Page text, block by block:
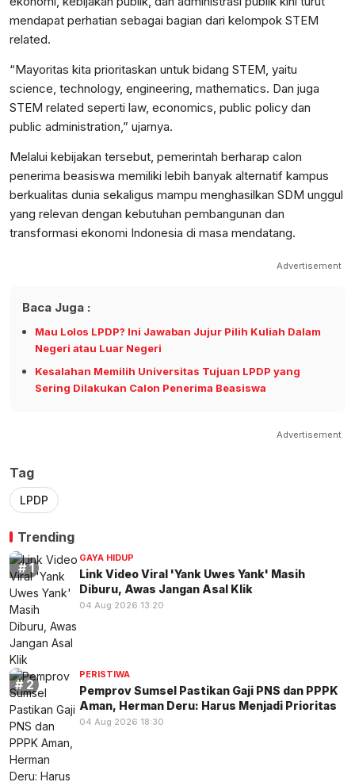
mendapat perhatian sebagai bagian dari kelompok STEM
related.
“Mayoritas kita prioritaskan untuk bidang STEM, yaitu
science, technology, engineering, mathematics. Dan juga
STEM related seperti law, economics, public policy dan
public administration,” ujarnya.
Melalui kebijakan tersebut, pemerintah berharap calon
penerima beasiswa memiliki lebih banyak alternatif kampus
berkualitas dunia sekaligus mampu menghasilkan SDM unggul
yang relevan dengan kebutuhan pembangunan dan
transformasi ekonomi Indonesia di masa mendatang.
Advertisement
Baca Juga :
Mau Lolos LPDP? Ini Jawaban Jujur Pilih Kuliah Dalam
Negeri atau Luar Negeri
Kesalahan Memilih Universitas Tujuan LPDP yang
Sering Dilakukan Calon Penerima Beasiswa
Advertisement
Tag
LPDP
Trending
GAYA HIDUP
Link Video Viral 'Yank Uwes Yank' Masih
Diburu, Awas Jangan Asal Klik
04 Aug 2026 13:20
PERISTIWA
Pemprov Sumsel Pastikan Gaji PNS dan PPPK
Aman, Herman Deru: Harus Menjadi Prioritas
04 Aug 2026 18:30